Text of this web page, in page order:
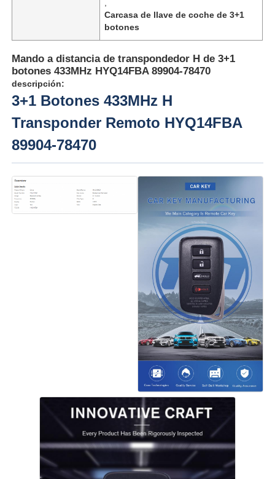
Inicio
Productos
Videos
Carcasa de llave de coche de 3+1
botones
Mando a distancia de transpondedor H de 3+1
botones 433MHz HYQ14FBA 89904-78470
descripción:
3+1 Botones 433MHz H
Transponder Remoto HYQ14FBA
89904-78470